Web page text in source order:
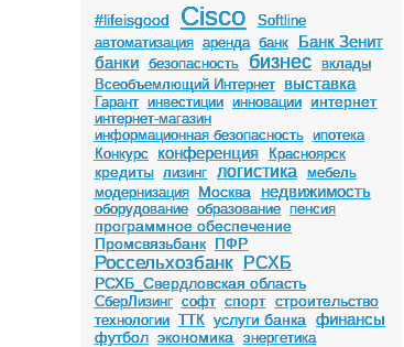
#lifeisgood Cisco
Softline
автоматизация аренда банк
Банк Зенит
банки безопасность бизнес
вклады
Всеобъемлющий Интернет
выставка
Гарант инвестиции инновации интернет
интернет-магазин
информационная безопасность ипотека
Конкурс
конференция Красноярск
кредиты лизинг логистика
мебель
модернизация
Москва недвижимость
оборудование образование пенсия
программное обеспечение
Промсвязьбанк ПФР
Россельхозбанк РСХБ
РСХБ_Свердловская область
СберЛизинг софт спорт строительство
технологии ТТК услуги банка финансы
футбол экономика энергетика